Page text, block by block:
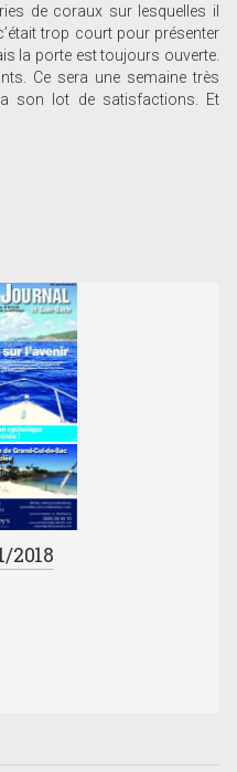
de coraux sur lesquelles il
trop court pour présenter
la porte est toujours ouverte.
Ce sera une semaine très
son lot de satisfactions. Et
2018